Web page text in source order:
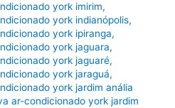
york imirim,
york indianópolis,
york ipiranga,
york jaguara,
york jaguaré,
york jaraguá,
york jardim anália
ar-condicionado york jardim